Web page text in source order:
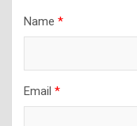
Name *
Email *